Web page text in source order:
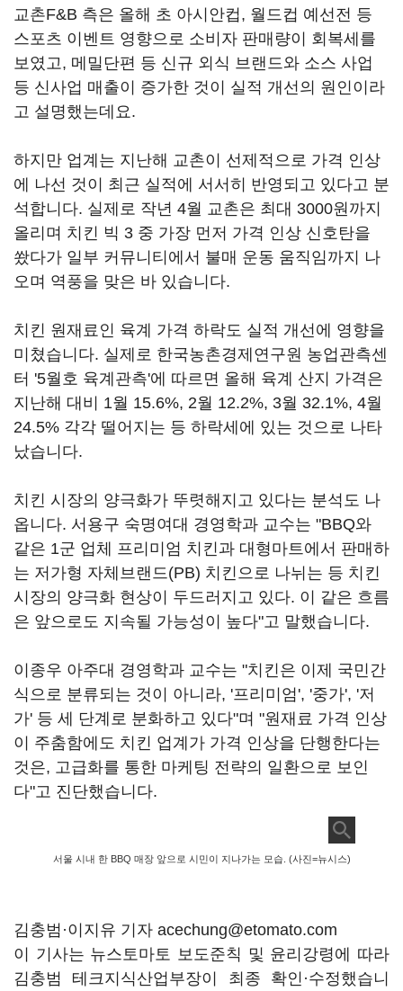
교촌F&B 측은 올해 초 아시안컵, 월드컵 예선전 등
스포츠 이벤트 영향으로 소비자 판매량이 회복세를
보였고, 메밀단편 등 신규 외식 브랜드와 소스 사업
등 신사업 매출이 증가한 것이 실적 개선의 원인이라
고 설명했는데요.
하지만 업계는 지난해 교촌이 선제적으로 가격 인상
에 나선 것이 최근 실적에 서서히 반영되고 있다고 분
석합니다. 실제로 작년 4월 교촌은 최대 3000원까지
올리며 치킨 빅 3 중 가장 먼저 가격 인상 신호탄을
쐈다가 일부 커뮤니티에서 불매 운동 움직임까지 나
오며 역풍을 맞은 바 있습니다.
치킨 원재료인 육계 가격 하락도 실적 개선에 영향을
미쳤습니다. 실제로 한국농촌경제연구원 농업관측센
터 '5월호 육계관측'에 따르면 올해 육계 산지 가격은
지난해 대비 1월 15.6%, 2월 12.2%, 3월 32.1%, 4월
24.5% 각각 떨어지는 등 하락세에 있는 것으로 나타
났습니다.
치킨 시장의 양극화가 뚜렷해지고 있다는 분석도 나
옵니다. 서용구 숙명여대 경영학과 교수는 "BBQ와
같은 1군 업체 프리미엄 치킨과 대형마트에서 판매하
는 저가형 자체브랜드(PB) 치킨으로 나뉘는 등 치킨
시장의 양극화 현상이 두드러지고 있다. 이 같은 흐름
은 앞으로도 지속될 가능성이 높다"고 말했습니다.
이종우 아주대 경영학과 교수는 "치킨은 이제 국민간
식으로 분류되는 것이 아니라, '프리미엄', '중가', '저
가' 등 세 단계로 분화하고 있다"며 "원재료 가격 인상
이 주춤함에도 치킨 업계가 가격 인상을 단행한다는
것은, 고급화를 통한 마케팅 전략의 일환으로 보인
다"고 진단했습니다.
서울 시내 한 BBQ 매장 앞으로 시민이 지나가는 모습. (사진=뉴시스)
김충범·이지유 기자 acechung@etomato.com
이 기사는 뉴스토마토 보도준칙 및 윤리강령에 따라
김충범 테크지식산업부장이 최종 확인·수정했습니